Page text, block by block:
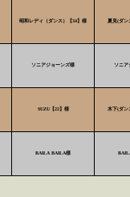
昭和レディ（ダンス）【34】様 夏見(ダ
ソニアジョーンズ様 ソニア
SUZU【22】様 木下(ダン
BAILA BAILA様